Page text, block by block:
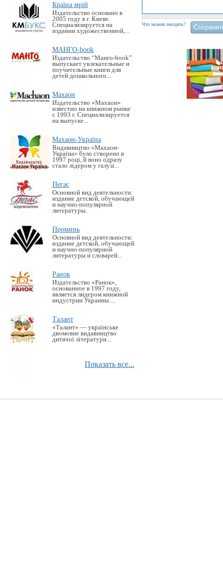
Країна мрій
Издательство основано в
2005 году в г. Киеве.
Специализируется на
издании художественной,...
МАНГО-book
Издательство “Манго-book”
выпускает увлекательные и
поучительные книги для
детей дошкольного...
Махаон
Издательство «Махаон»
известно на книжном рынке
с 1993 г. Специализируется
на выпуске...
Махаон-Україна
Видавництво «Махаон-
Україна» було створено в
1997 році, й воно одразу
стало лідером у галузі...
Пегас
Основной вид деятельности:
издание детской, обучающей
и научно-популярной
литературы.
Проминь
Основной вид деятельности:
издание детской, обучающей
и научно-популярной
литературы и словарей...
Ранок
Издательство «Ранок»,
основанное в 1997 году,
является лидером книжной
индустрии Украины....
Талант
«Талант» — українське
двомовне видавництво
дитячої літератури...
Показать все...
Что можно вводить?